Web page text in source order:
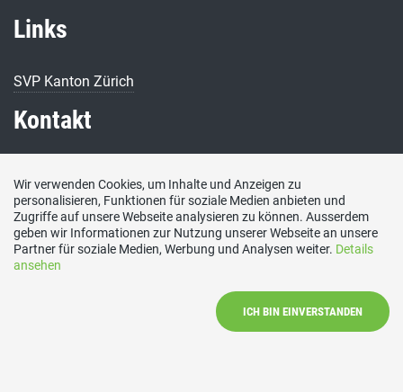
Links
SVP Kanton Zürich
Kontakt
E-Mail
kontakt@svp-hittnau.ch
Social Media
Wir verwenden Cookies, um Inhalte und Anzeigen zu
personalisieren, Funktionen für soziale Medien anbieten und
Zugriffe auf unsere Webseite analysieren zu können. Ausserdem
geben wir Informationen zur Nutzung unserer Webseite an unsere
Partner für soziale Medien, Werbung und Analysen weiter. Details
ansehen
ICH BIN EINVERSTANDEN